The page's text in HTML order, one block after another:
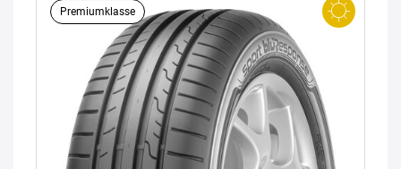
Premiumklasse